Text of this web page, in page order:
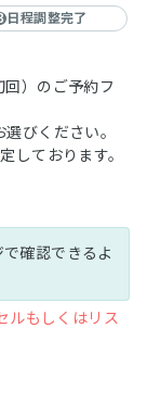
日程調整完了
）のご予約フ
びください。
しております。
確認できるよ
ルもしくはリス